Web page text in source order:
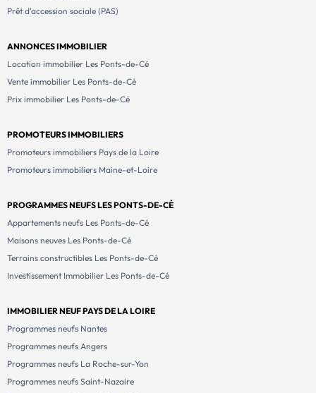
Prêt d'accession sociale (PAS)
ANNONCES IMMOBILIER
Location immobilier Les Ponts-de-Cé
Vente immobilier Les Ponts-de-Cé
Prix immobilier Les Ponts-de-Cé
PROMOTEURS IMMOBILIERS
Promoteurs immobiliers Pays de la Loire
Promoteurs immobiliers Maine-et-Loire
PROGRAMMES NEUFS LES PONTS-DE-CÉ
Appartements neufs Les Ponts-de-Cé
Maisons neuves Les Ponts-de-Cé
Terrains constructibles Les Ponts-de-Cé
Investissement Immobilier Les Ponts-de-Cé
IMMOBILIER NEUF PAYS DE LA LOIRE
Programmes neufs Nantes
Programmes neufs Angers
Programmes neufs La Roche-sur-Yon
Programmes neufs Saint-Nazaire